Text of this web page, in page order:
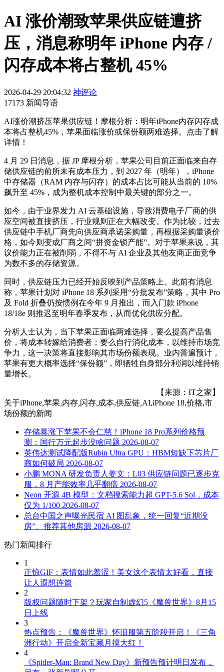
AI 涨价潮致苹果供应链遭挤
压，消息称明年 iPhone 内存 /
闪存成本将占整机 45%
2026-04-29 20:04:32 神评论
17173 新闻导语
AI涨价潮挤压苹果供应链！摩根分析：明年iPhone内存闪存成
本将占整机45%，苹果面临涨价或保份额两难选择。点击了解
详情！
4 月 29 日消息，据 JP 摩根分析，苹果公司目前正面临来自存
储供应链的前所未有成本压力，到 2027 年（明年），iPhone
中存储器（RAM 内存与闪存）的成本占比可能从当前的 10%
飙升至 45%，成为整机成本控制中最关键的部分之一。
如今，由于业界发力 AI 云基础设施，导致消费电子厂商的供
应空间被直接挤压，行业规则正在大幅改变。作为比较，过去
供应链中手机厂商先向供应商承诺采购量，再根据采购量谈价
格，如今则变成厂商之间“拼资金锁产能”。对于苹果来说，其
议价能力正在被削弱，不得不与 AI 企业及其他友商正面竞争
为数不多的存储资源。
同时，供应链压力已经开始反映到产品策略上。此前有消息
称，苹果计划对 iPhone 18 系列采用“分批发布”策略，其中 Pro
及 Fold 折叠仍按惯例在今年 9 月推出，而入门款 iPhone
18/18e 则推迟至明年春季发布，从而优化供应分配。
分析人士认为，当下苹果正面临两难选择，要么提高产品售
价，将成本转嫁给消费者；要么自行消化成本，以维持市场竞
争力，这一决策将直接影响其市场份额表现。业内普遍预计，
苹果有更大概率选择“保份额”，即牺牲自身部分利润以维持销
量增长。
【来源：IT之家】
关于iPhone,苹果,内存,闪存,成本,供应链,AI,iPhone 18,价格,市
场份额的新闻
存储暴涨下苹果不会仁慈！iPhone 18 Pro系列价格预
测：国行万元起步没啥问题 2026-08-07
英伟达测试降配版Rubin Ultra GPU：HBM短缺下芯片厂
商如何破局 2026-08-07
小鹏 MONA 研发负责人姜文：L03 供应链问题已逐步克
服，8 月产能效率几乎翻倍 2026-08-07
Neon 开源 4B 模型：文档搜索能力超 GPT-5.6 Sol，成本
仅为 1/100 2026-08-07
总台中国之声曝光民宿 AI 图乱象，统一回复“近期没
房”、推荐其他房源 2026-08-07
热门新闻排行
1
正惊GIF：表情如此羞涩！美女这个表情太好看，直接
让人遐想连篇
2
版权问题随时下架？玩家自制虚幻5《魔兽世界》8月15
日上线
3
热点预告：《魔兽世界》怀旧服第五阶段开启！《三角
洲行动》开启全新宝藏月摸大红！
4
《Spider-Man: Brand New Day》新预告预计明日发布，